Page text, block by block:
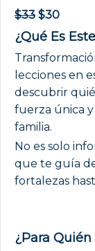
$33 $30
¿Qué Es
lecciones en
descubrir
fuerza única
familia.
No es solo
que te guía
fortalezas
¿Para Quién